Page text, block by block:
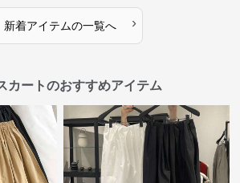
新着アイテムの一覧へ ›
カートのおすすめアイテム